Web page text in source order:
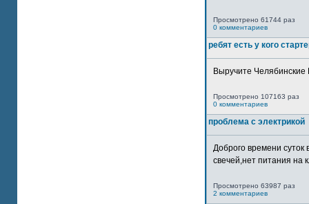
Просмотрено 61744 раз
0 комментариев
ребят есть у кого
Выручите
Просмотрено 107163 раз
0 комментариев
проблема с электрикой
Доброго времени суток
свечей,нет питания на
Просмотрено 63987 раз
2 комментариев